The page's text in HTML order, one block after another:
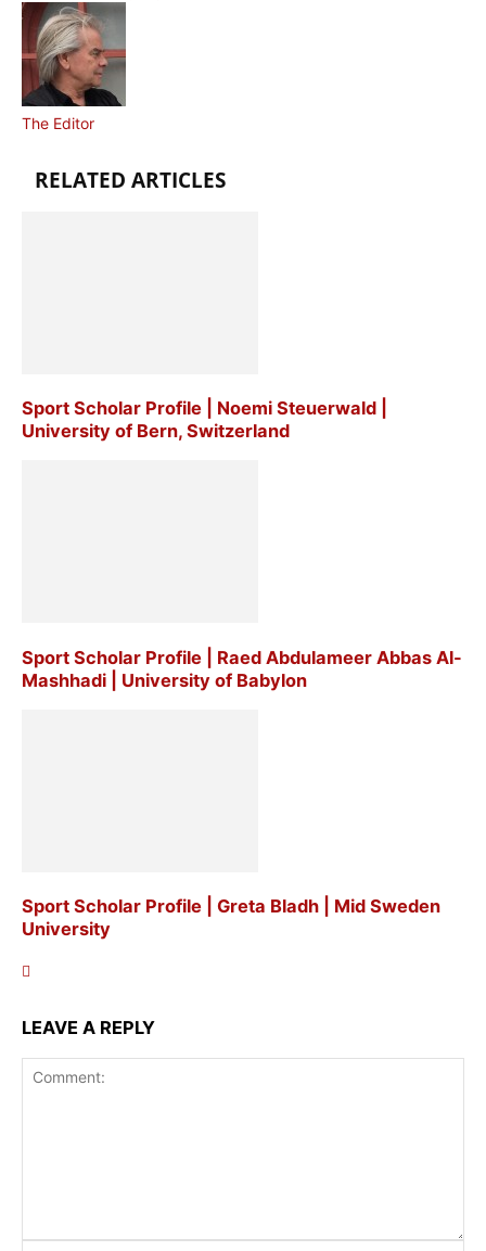
The Editor
RELATED ARTICLES
Sport Scholar Profile | Noemi Steuerwald |
University of Bern, Switzerland
Sport Scholar Profile | Raed Abdulameer Abbas Al-
Mashhadi | University of Babylon
Sport Scholar Profile | Greta Bladh | Mid Sweden
University
LEAVE A REPLY